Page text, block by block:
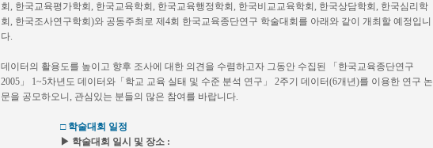
회, 한국교육평가학회, 한국교육학회, 한국교육행정학회, 한국비교교육학회, 한국상담학회, 한국심리학
회, 한국조사연구학회)와 공동주최로 제4회 한국교육종단연구 학술대회를 아래와 같이 개최할 예정입니
다.
데이터의 활용도를 높이고 향후 조사에 대한 의견을 수렴하고자 그동안 수집된 「한국교육종단연구
2005」 1~5차년도 데이터와「학교 교육 실태 및 수준 분석 연구」 2주기 데이터(6개년)를 이용한 연구 논
문을 공모하오니, 관심있는 분들의 많은 참여를 바랍니다.
□ 학술대회 일정
▶ 학술대회 일시 및 장소 :